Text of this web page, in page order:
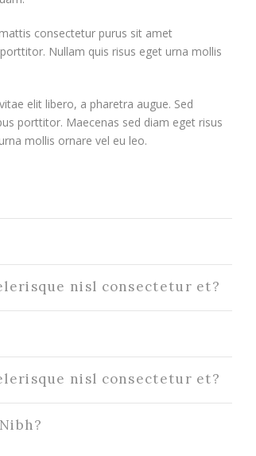
consectetur purus sit amet
Nullam quis risus eget urna mollis
elit libero, a pharetra augue. Sed
porttitor. Maecenas sed diam eget risus
mollis ornare vel eu leo.
nisl consectetur et?
nisl consectetur et?